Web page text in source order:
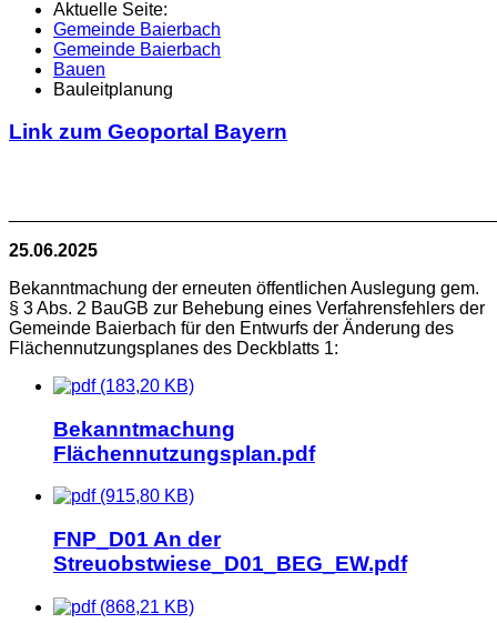
Aktuelle Seite:
Gemeinde Baierbach
Gemeinde Baierbach
Bauen
Bauleitplanung
Link zum Geoportal Bayern
25.06.2025
Bekanntmachung der erneuten öffentlichen Auslegung gem.
§ 3 Abs. 2 BauGB zur Behebung eines Verfahrensfehlers der
Gemeinde Baierbach für den Entwurfs der Änderung des
Flächennutzungsplanes des Deckblatts 1:
(183,20 KB)
Bekanntmachung
Flächennutzungsplan.pdf
(915,80 KB)
FNP_D01 An der
Streuobstwiese_D01_BEG_EW.pdf
(868,21 KB)